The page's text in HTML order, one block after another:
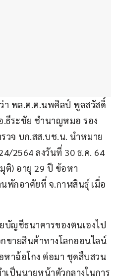
า พล.ต.ต.นพศิลป์ พูลสวัสดิ์
ธีระชัย ชำนาญหมอ รอง
วจ บก.สส.บช.น. นำหมาย
2564 ลงวันที่ 30 ธ.ค. 64
ติ) อายุ 29 ปี ข้อหา
พักอาศัยที่ จ.กาฬสินธุ์ เมื่อ
บัญชีธนาคารของตนเองไป
ายสินค้าทางโลกออนไลน์
หาฉ้อโกง ต่อมา ชุดสืบสวน
เป็นนายหน้าตัวกลางในการ